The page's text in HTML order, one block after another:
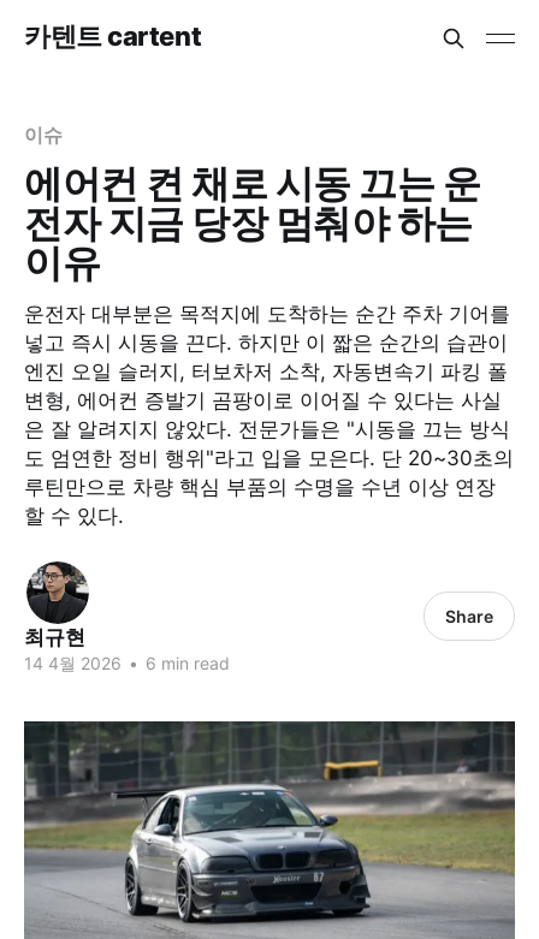
카텐트 cartent
이슈
에어컨 켠 채로 시동 끄는 운
전자 지금 당장 멈춰야 하는
이유
운전자 대부분은 목적지에 도착하는 순간 주차 기어를
넣고 즉시 시동을 끈다. 하지만 이 짧은 순간의 습관이
엔진 오일 슬러지, 터보차저 소착, 자동변속기 파킹 폴
변형, 에어컨 증발기 곰팡이로 이어질 수 있다는 사실
은 잘 알려지지 않았다. 전문가들은 "시동을 끄는 방식
도 엄연한 정비 행위"라고 입을 모은다. 단 20~30초의
루틴만으로 차량 핵심 부품의 수명을 수년 이상 연장
할 수 있다.
최규현
14 4월 2026 • 6 min read
Share